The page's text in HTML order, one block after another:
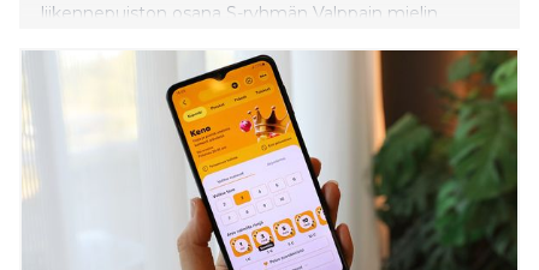
liikennepuiston osana S-ryhmän Valppain mielin
tutut ruokarobotit levittävät liikenneturvallisuusviestiä
ympäri pääkaupunkiseutua.